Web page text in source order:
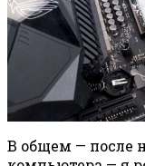
В общем — после